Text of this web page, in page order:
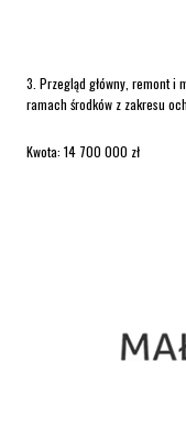
3. Przegląd główny, remont i
ramach środków z zakresu
Kwota: 14 700 000 zł